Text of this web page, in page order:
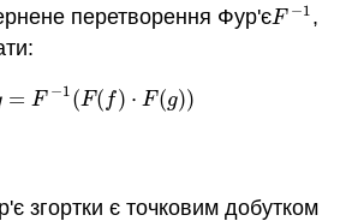
перетворення Фур'єF −1
F−1,
= F −1 (F( f) ⋅ F(g))
g=F−1(F(f )⋅F( g))
згортки є точковим добутком